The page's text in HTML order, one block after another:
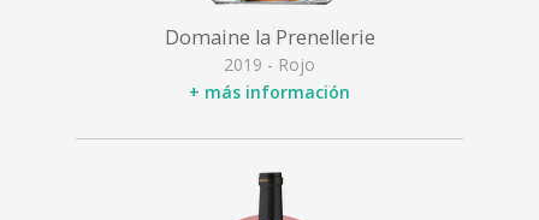
Domaine la Prenellerie
2019 - Rojo
+ más información